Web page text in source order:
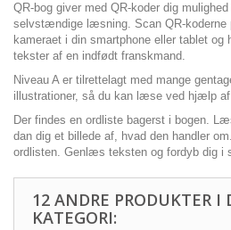
QR-bog giver med QR-koder dig
selvstændige læsning. Scan QR-koderne
kameraet i din smartphone eller tablet
tekster af en indfødt franskmand.
Niveau A er tilrettelagt med mange
illustrationer, så du kan læse ved hjælp
Der findes en ordliste bagerst i bogen.
dan dig et billede af, hvad den handler
ordlisten. Genlæs teksten og fordyb dig i
12 ANDRE PRODUKTER I
KATEGORI: